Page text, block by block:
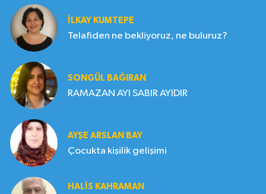
İLKAY KUMTEPE
Telafiden ne bekliyoruz, ne buluruz?
SONGÜL BAĞIRAN
RAMAZAN AYI SABIR AYIDIR
AYŞE ARSLAN BAY
Çocukta kişilik gelişimi
HALIS KAHRAMAN